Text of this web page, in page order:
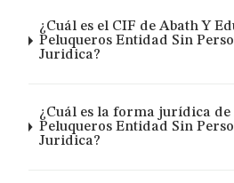
¿Cuál es el CIF de Abath Y
Peluqueros Entidad Sin
Juridica?
¿Cuál es la forma jurídica de
Peluqueros Entidad Sin
Juridica?